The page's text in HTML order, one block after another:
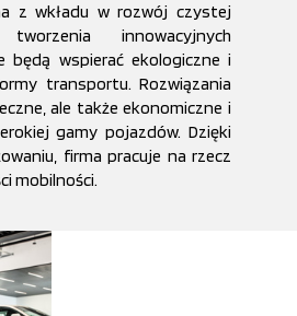
z wkładu w rozwój czystej
innowacyjnych
będą wspierać ekologiczne i
transportu. Rozwiązania
ale także ekonomiczne i
gamy pojazdów. Dzięki
firma pracuje na rzecz
mobilności.